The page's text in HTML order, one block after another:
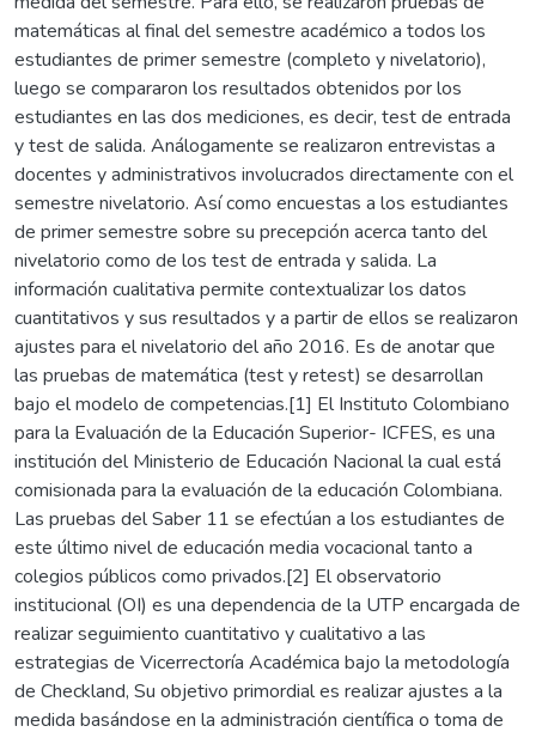
matemáticas al final del semestre académico a todos los
estudiantes de primer semestre (completo y nivelatorio),
luego se compararon los resultados obtenidos por los
estudiantes en las dos mediciones, es decir, test de entrada
y test de salida. Análogamente se realizaron entrevistas a
docentes y administrativos involucrados directamente con el
semestre nivelatorio. Así como encuestas a los estudiantes
de primer semestre sobre su precepción acerca tanto del
nivelatorio como de los test de entrada y salida. La
información cualitativa permite contextualizar los datos
cuantitativos y sus resultados y a partir de ellos se realizaron
ajustes para el nivelatorio del año 2016. Es de anotar que
las pruebas de matemática (test y retest) se desarrollan
bajo el modelo de competencias.[1] El Instituto Colombiano
para la Evaluación de la Educación Superior- ICFES, es una
institución del Ministerio de Educación Nacional la cual está
comisionada para la evaluación de la educación Colombiana.
Las pruebas del Saber 11 se efectúan a los estudiantes de
este último nivel de educación media vocacional tanto a
colegios públicos como privados.[2] El observatorio
institucional (OI) es una dependencia de la UTP encargada de
realizar seguimiento cuantitativo y cualitativo a las
estrategias de Vicerrectoría Académica bajo la metodología
de Checkland, Su objetivo primordial es realizar ajustes a la
medida basándose en la administración científica o toma de